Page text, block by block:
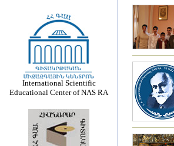
International Scientific
Educational Center of NAS RA